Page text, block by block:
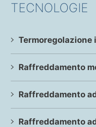
TECNOLOGIE
Raffreddamento
Raffreddamento
Raffreddamento